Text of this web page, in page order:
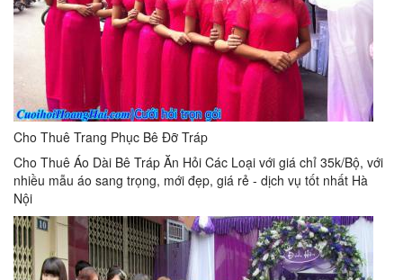
Cho Thuê Trang Phục Bê Đỡ Tráp
Cho Thuê Áo Dài Bê Tráp Ăn Hỏi Các Loại với giá chỉ 35k/Bộ, với
nhiều mẫu áo sang trọng, mới đẹp, giá rẻ - dịch vụ tốt nhất Hà
Nội